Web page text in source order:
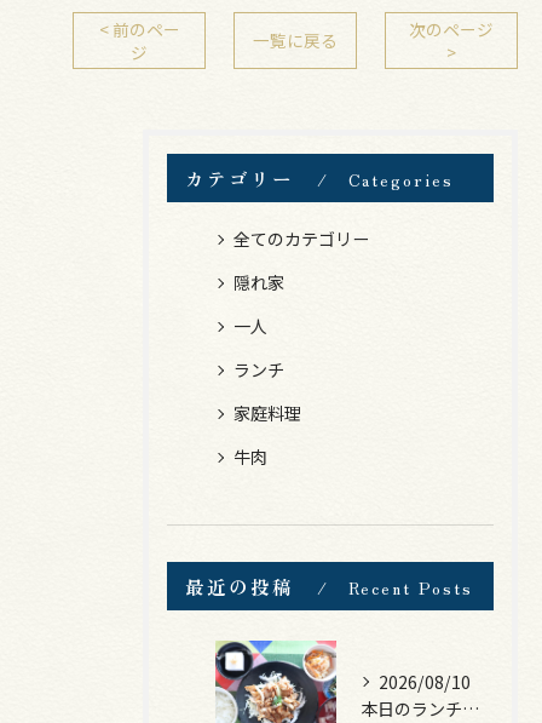
< 前のペー
ジ
一覧に戻る
次のページ
>
カテゴリー Categories
全てのカテゴリー
隠れ家
一人
ランチ
家庭料理
牛肉
最近の投稿 Recent Posts
2026/08/10
本日のランチは、豚の生姜焼き！